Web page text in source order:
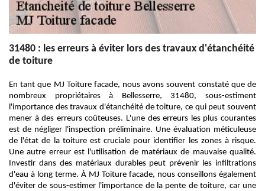
31480 : les erreurs à éviter lors des travaux d'étanchéité
de toiture
En tant que MJ Toiture facade, nous avons souvent constaté que de
nombreux propriétaires à Bellesserre, 31480, sous-estiment
l'importance des travaux d'étanchéité de toiture, ce qui peut souvent
mener à des erreurs coûteuses. L'une des erreurs les plus courantes
est de négliger l'inspection préliminaire. Une évaluation méticuleuse
de l'état de la toiture est cruciale pour identifier les zones à risque.
Une autre erreur est l'utilisation de matériaux de mauvaise qualité.
Investir dans des matériaux durables peut prévenir les infiltrations
d'eau à long terme. À MJ Toiture facade, nous conseillons également
d'éviter de sous-estimer l'importance de la pente de toiture, car une